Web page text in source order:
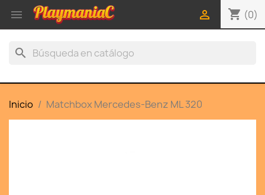
 shopping_cart (0)

search
Inicio Matchbox Mercedes-Benz ML 320